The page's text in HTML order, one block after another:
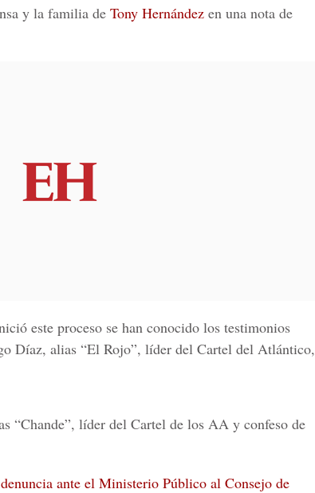
y la familia de Tony Hernández en una nota de
este proceso se han conocido los testimonios
Díaz, alias “El Rojo”, líder del Cartel del Atlántico,
“Chande”, líder del Cartel de los AA y confeso de
ante el Ministerio Público al Consejo de